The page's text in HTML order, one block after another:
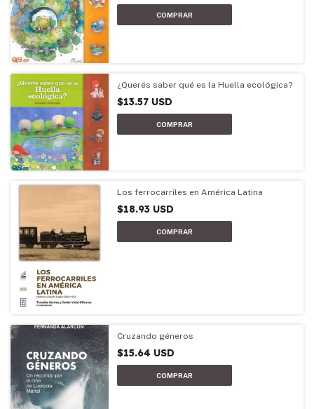
¿Querés saber qué es la Huella ecológica?
$13.57 USD
Los ferrocarriles en América Latina
$18.93 USD
Cruzando géneros
$15.64 USD